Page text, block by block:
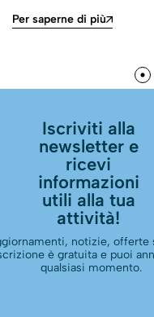
Per saperne di più
Iscriviti alla
newsletter e
ricevi
informazioni
utili alla tua
attività!
notizie, offerte
è gratuita e puoi
qualsiasi momento.